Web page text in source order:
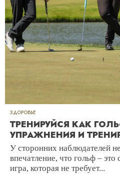
ЗДОРОВЬЕ
ТРЕНИРУЙСЯ КАК
УПРАЖНЕНИЯ И
У сторонних наблюдателей
впечатление, что гольф –
игра, которая не требует...